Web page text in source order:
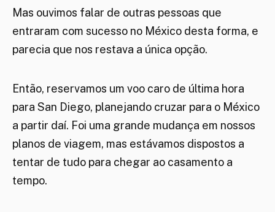
Mas ouvimos falar de outras pessoas que
entraram com sucesso no México desta forma, e
parecia que nos restava a única opção.
Então, reservamos um voo caro de última hora
para San Diego, planejando cruzar para o México
a partir daí. Foi uma grande mudança em nossos
planos de viagem, mas estávamos dispostos a
tentar de tudo para chegar ao casamento a
tempo.